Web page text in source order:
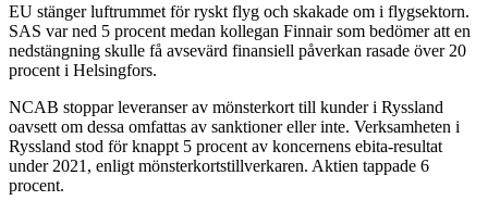
EU stänger luftrummet för ryskt flyg och skakade om i flygsektorn.
SAS var ned 5 procent medan kollegan Finnair som bedömer att en
nedstängning skulle få avsevärd finansiell påverkan rasade över 20
procent i Helsingfors.
NCAB stoppar leveranser av mönsterkort till kunder i Ryssland
oavsett om dessa omfattas av sanktioner eller inte. Verksamheten i
Ryssland stod för knappt 5 procent av koncernens ebita-resultat
under 2021, enligt mönsterkortstillverkaren. Aktien tappade 6
procent.